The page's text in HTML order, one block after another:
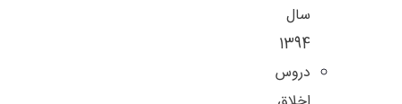
سال
1394
دروس